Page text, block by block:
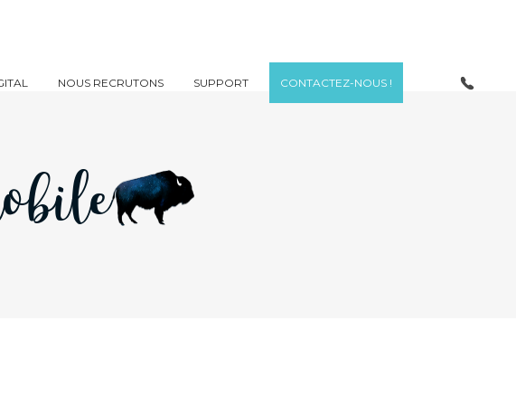
NOUS RECRUTONS SUPPORT CONTACTEZ-NOUS !